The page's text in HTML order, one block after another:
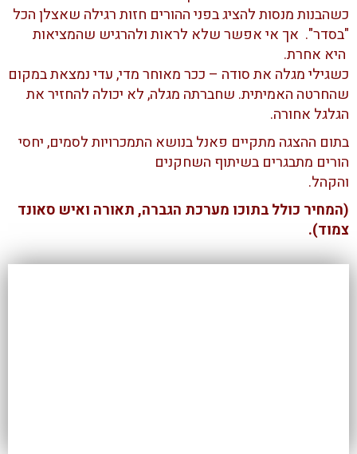
כשהבנות מנסות להציג בפני ההורים חזות רגילה שאצלן הכל
"בסדר". אך אי אפשר שלא לראות ולהרגיש שהמציאות
היא אחרת.
כשגילי מגלה את סודה – ככר מאוחר מדי, עדי נמצאת במקום
שהחרטה האמיתית. שחברתה מגלה, לא יכולה להחזיר את
הגלגל אחורה.
בתום ההצגה מתקיים פאנל בנושא התמכרויות לסמים, יחסי
הורים מתבגרים בשיתוף השחקנים
והקהל.
(המחיר כולל בתוכו מערכת הגברה, תאורה ואיש סאונד
צמוד).